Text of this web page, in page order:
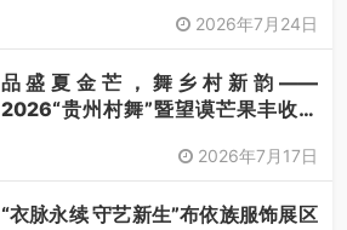
2026年7月24日
品盛夏金芒，舞乡村新韵——
2026“贵州村舞”暨望谟芒果丰收季
2026年7月17日
“衣脉永续 守艺新生”布依族服饰展区